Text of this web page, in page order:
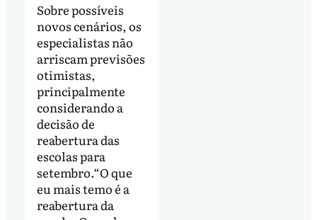
Sobre possíveis
novos cenários, os
especialistas não
arriscam previsões
otimistas,
principalmente
considerando a
decisão de
reabertura das
escolas para
setembro.“O que
eu mais temo é a
reabertura da